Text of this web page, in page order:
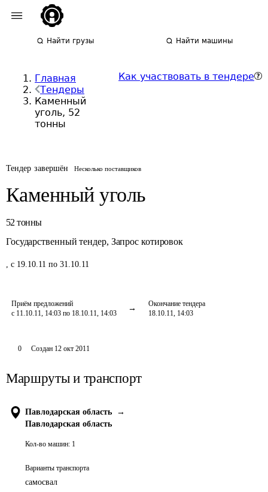
Найти грузы Найти машины
Главная
Тендеры
Каменный
уголь, 52
тонны
Как участвовать в тендере
Тендер завершён Несколько поставщиков
Каменный уголь
52 тонны
Государственный тендер, Запрос котировок
, с 19.10.11 по 31.10.11
Приём предложений
с 11.10.11, 14:03 по 18.10.11, 14:03
Окончание тендера
18.10.11, 14:03
0 Создан 12 окт 2011
Маршруты и транспорт
Павлодарская область
→
Павлодарская область
Кол-во машин: 1
Варианты транспорта
самосвал